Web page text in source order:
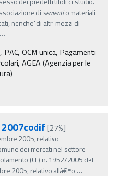
di sementio materiali
nonche' di altri mezzi di
…
PAC, OCM unica, Pagamenti
AGEA (Agenzia per le
2007codif [27%]
2005, relativo
dei mercati nel settore
(CE) n. 1952/2005 del
2005, relativo allâ€™o …